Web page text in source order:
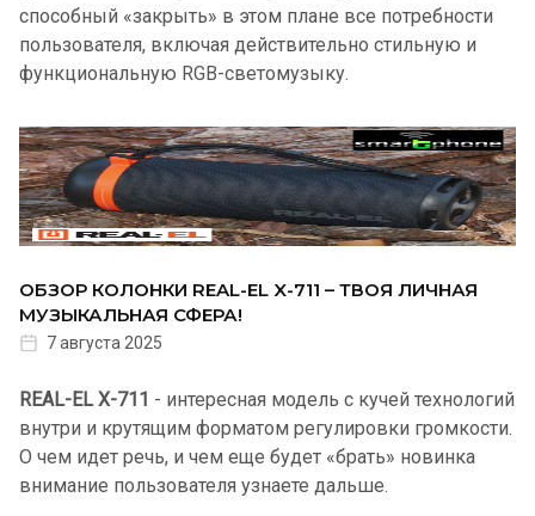
способный «закрыть» в этом плане все потребности
пользователя, включая действительно стильную и
функциональную RGB-светомузыку.
ОБЗОР КОЛОНКИ REAL-EL X-711 – ТВОЯ ЛИЧНАЯ
МУЗЫКАЛЬНАЯ СФЕРА!
7 августа 2025
REAL-EL X-711 - интересная модель с кучей технологий
внутри и крутящим форматом регулировки громкости.
О чем идет речь, и чем еще будет «брать» новинка
внимание пользователя узнаете дальше.